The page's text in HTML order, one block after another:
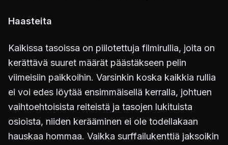
Haasteita
Kaikissa tasoissa on piilotettuja filmirullia, joita on
kerättävä suuret määrät päästäkseen pelin
viimeisiin paikkoihin. Varsinkin koska kaikkia rullia
ei voi edes löytää ensimmäisellä kerralla, johtuen
vaihtoehtoisista reiteistä ja tasojen lukituista
osioista, niiden kerääminen ei ole todellakaan
hauskaa hommaa. Vaikka surffailukenttiä jaksoikin